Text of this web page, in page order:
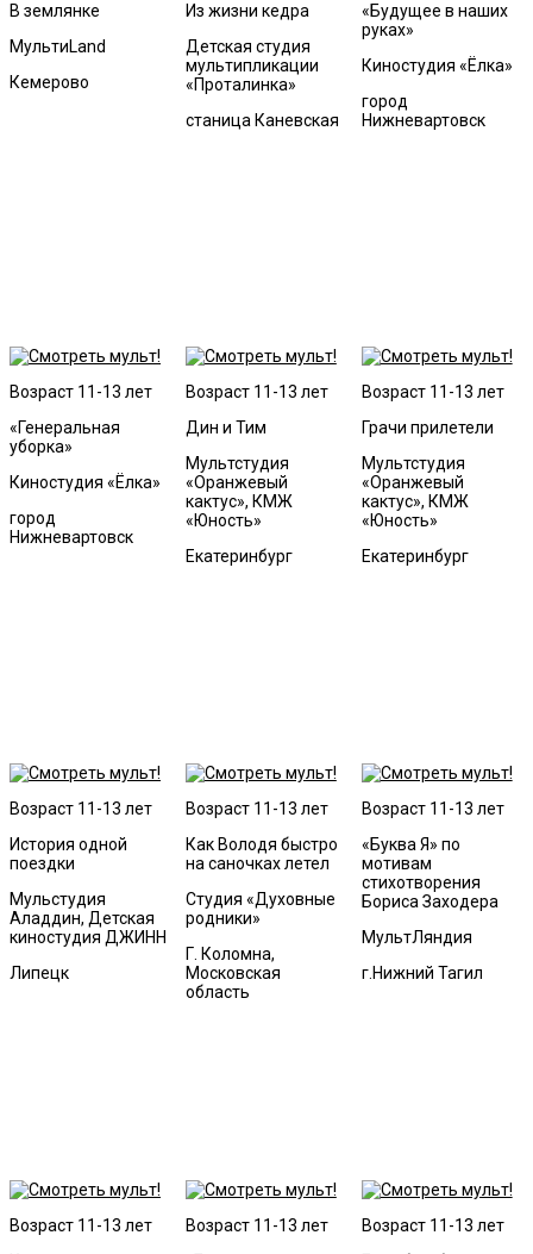
В землянке
МультиLand
Кемерово
Из жизни кедра
Детская студия
мультипликации
«Проталинка»
станица Каневская
«Будущее в наших
руках»
Киностудия «Ёлка»
город
Нижневартовск
Возраст 11-13 лет
«Генеральная
уборка»
Киностудия «Ёлка»
город
Нижневартовск
Возраст 11-13 лет
Дин и Тим
Мультстудия
«Оранжевый
кактус», КМЖ
«Юность»
Екатеринбург
Возраст 11-13 лет
Грачи прилетели
Мультстудия
«Оранжевый
кактус», КМЖ
«Юность»
Екатеринбург
Возраст 11-13 лет
История одной
поездки
Мульстудия
Аладдин, Детская
киностудия ДЖИНН
Липецк
Возраст 11-13 лет
Как Володя быстро
на саночках летел
Студия «Духовные
родники»
Г. Коломна,
Московская
область
Возраст 11-13 лет
«Буква Я» по
мотивам
стихотворения
Бориса Заходера
МультЛяндия
г.Нижний Тагил
Возраст 11-13 лет
Возраст 11-13 лет
Возраст 11-13 лет